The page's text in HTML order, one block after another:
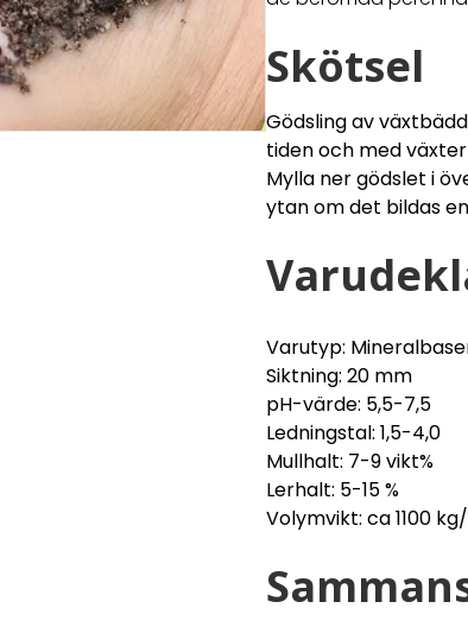
Skötsel
Gödsling av
tiden och med
Mylla ner gödslet i
ytan om det bildas
Varutyp:
Siktning: 20 mm
pH-värde: 5,5-7,5
Ledningstal: 1,5-4,0
Mullhalt: 7-9 vikt%
Lerhalt: 5-15 %
Volymvikt: ca 1100